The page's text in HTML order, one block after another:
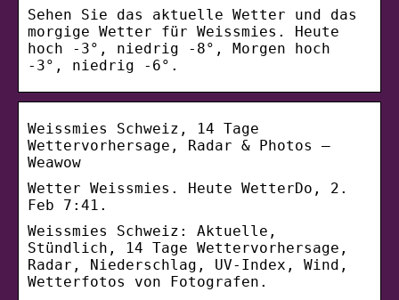
Sehen Sie das aktuelle Wetter und das
morgige Wetter für Weissmies. Heute
hoch -3°, niedrig -8°, Morgen hoch
-3°, niedrig -6°.
Weissmies Schweiz, 14 Tage
Wettervorhersage, Radar & Photos –
Weawow
Wetter Weissmies. Heute WetterDo, 2.
Feb 7:41.
Weissmies Schweiz: Aktuelle,
Stündlich, 14 Tage Wettervorhersage,
Radar, Niederschlag, UV-Index, Wind,
Wetterfotos von Fotografen.